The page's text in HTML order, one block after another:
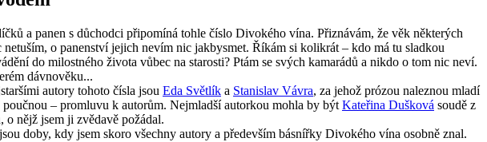
a panen s důchodci připomíná tohle číslo Divokého vína. Přiznávám, že věk některých
netuším, o panenství jejich nevím nic jakbysmet. Říkám si kolikrát – kdo má tu sladkou
do milostného života vůbec na starosti? Ptám se svých kamarádů a nikdo o tom nic neví.
dávnověku...
autory tohoto čísla jsou Eda Světlík a Stanislav Vávra, za jehož prózou naleznou mladí
– promluvu k autorům. Nejmladší autorkou mohla by být Kateřina Dušková soudě z
o nějž jsem ji zvědavě požádal.
doby, kdy jsem skoro všechny autory a především básnířky Divokého vína osobně znal.